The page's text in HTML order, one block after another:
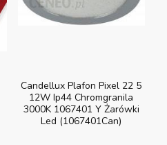
Candellux Plafon Pixel 22 5
12W Ip44 Chromgranila
3000K 1067401 Y Żarówki
Led (1067401Can)